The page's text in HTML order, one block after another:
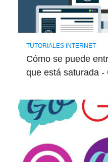
TUTORIALES INTERNET
Cómo se puede
que está saturada -